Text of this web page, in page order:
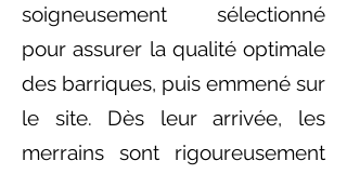
soigneusement sélectionné
pour assurer la qualité optimale
des barriques, puis emmené sur
le site. Dès leur arrivée, les
merrains sont rigoureusement